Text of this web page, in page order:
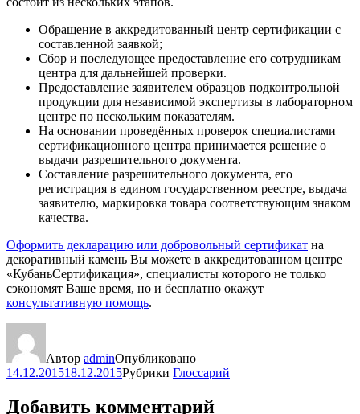
Обращение в аккредитованный центр сертификации с
составленной заявкой;
Сбор и последующее предоставление его сотрудникам
центра для дальнейшей проверки.
Предоставление заявителем образцов подконтрольной
продукции для независимой экспертизы в лабораторном
центре по нескольким показателям.
На основании проведённых проверок специалистами
сертификационного центра принимается решение о
выдачи разрешительного документа.
Составление разрешительного документа, его
регистрация в едином государственном реестре, выдача
заявителю, маркировка товара соответствующим знаком
качества.
Оформить декларацию или добровольный сертификат на
декоративный камень Вы можете в аккредитованном центре
«КубаньСертификация», специалисты которого не только
сэкономят Ваше время, но и бесплатно окажут
консультативную помощь.
Автор adminОпубликовано
14.12.201518.12.2015Рубрики Глоссарий
Добавить комментарий